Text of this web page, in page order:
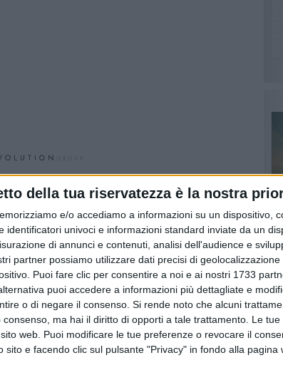
della tua riservatezza è la nostra
e/o accediamo a informazioni su un dispositivo,
identificatori univoci e informazioni standard inviate da un
di annunci e contenuti, analisi dell'audience e
partner possiamo utilizzare dati precisi di
Puoi fare clic per consentire a noi e ai nostri 1733
puoi accedere a informazioni più dettagliate e
o di negare il consenso. Si rende noto che alcuni
ma hai il diritto di opporti a tale trattamento. Le
web. Puoi modificare le tue preferenze o revocare il
sito e facendo clic sul pulsante "Privacy" in fondo alla pagina
anni. Il suo ricordo nelle parole del sindaco di
il cordoglio della nostra redazione.
Memolami addolora profondamente. A soli
coraggio una lunga battaglia contro la
di mettere il prossimo al centro della
del
SER di Molfetta
, intervenendo
conforto e presenza. Lo ha fatto con
Lo ha fatto mettendo il bene degli altri
di ascoltare, sostenere e trasmettere
Con la sua voce e la sua passione ha